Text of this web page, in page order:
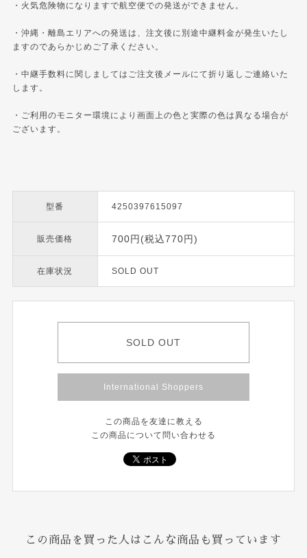
・火気危険物になりますで航空便での発送ができません。
・沖縄・離島エリアへの発送は、注文後に別途中継料金が発生いたし
ますのであらかじめご了承ください。
・中継手数料に関しましてはご注文後メールにて折り返しご連絡いた
します。
・ご利用のモニター環境により画面上の色と実際の色は異なる場合が
ございます。
型番 4250397615097
販売価格 700円(税込770円)
在庫状況 SOLD OUT
SOLD OUT
International Shoppers
この商品を友達に教える
この商品について問い合わせる
この商品を買った人はこんな商品も買っています